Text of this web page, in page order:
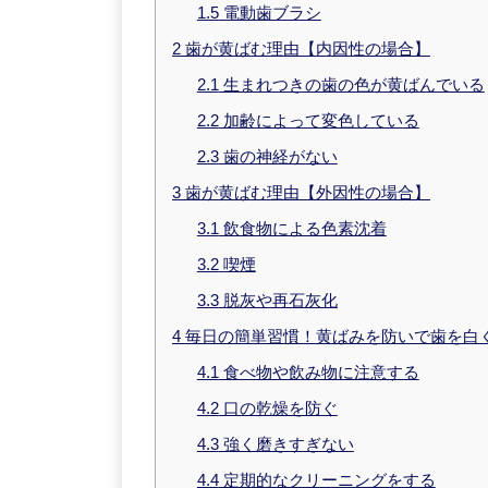
1.5電動歯ブラシ
2 歯が黄ばむ理由【内因性の場合】
2.1 生まれつきの歯の色が黄ばんでいる
2.2加齢によって変色している
2.3歯の神経がない
3 歯が黄ばむ理由【外因性の場合】
3.1 飲食物による色素沈着
3.2喫煙
3.3脱灰や再石灰化
4 毎日の簡単習慣！黄ばみを防いで歯を白
4.1 食べ物や飲み物に注意する
4.2口の乾燥を防ぐ
4.3強く磨きすぎない
4.4定期的なクリーニングをする